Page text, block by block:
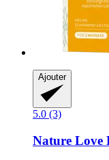
Ajouter
5.0 (3)
Nature Love